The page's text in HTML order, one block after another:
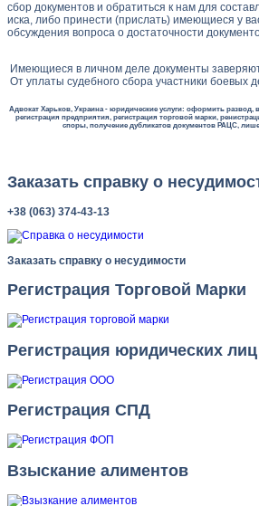
сбор документов и обратиться к нам для
иска, либо принести (прислать) имеющиеся у
обсуждения вопроса о достаточности
Имеющиеся в личном деле документы
От уплаты судебного сбора участники боевых
Адвокат Харьков, Украина - юридические услуги: оформить развод,
регистрация предприятия, регистрация торговой марки,
споры, получение дубликатов документов РАЦС,
Заказать справку о
+38 (063) 374-43-13
Заказать справку о несудимости
Регистрация Торговой Марки
Регистрация юридических лиц
Регистрация СПД
Взыскание алиментов